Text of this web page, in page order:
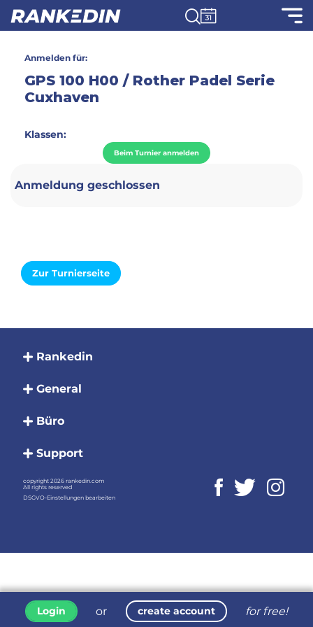
Anmelden für:
GPS 100 H00 / Rother Padel Serie
Cuxhaven
Klassen:
Beim Turnier anmelden
Anmeldung geschlossen
Zur Turnierseite
Login or create account for free!
Rankedin
General
Büro
Support
copyright 2026 rankedin.com
All rights reserved
DSGVO-Einstellungen bearbeiten